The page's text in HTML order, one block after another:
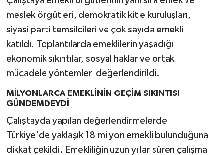
meslek örgütleri, demokratik kitle kuruluşları,
siyasi parti temsilcileri ve çok sayıda emekli
katıldı. Toplantılarda emeklilerin yaşadığı
ekonomik sıkıntılar, sosyal haklar ve ortak
mücadele yöntemleri değerlendirildi.
MİLYONLARCA EMEKLİNİN GEÇİM SIKINTISI
GÜNDEMDEYDİ
Çalıştayda yapılan değerlendirmelerde
Türkiye'de yaklaşık 18 milyon emekli bulunduğuna
dikkat çekildi. Emekliliğin uzun yıllar süren çalışma
AFYON
AFYONKARAHİSAR
DENİZLİ
İZMİR
KÜTAHYA